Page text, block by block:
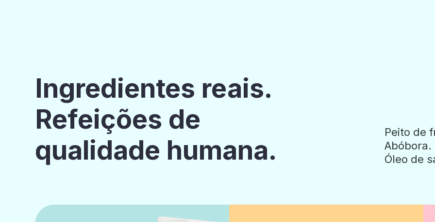
Ingredientes reais.
Refeições de
qualidade humana.
Peito de
Abóbora.
Óleo de